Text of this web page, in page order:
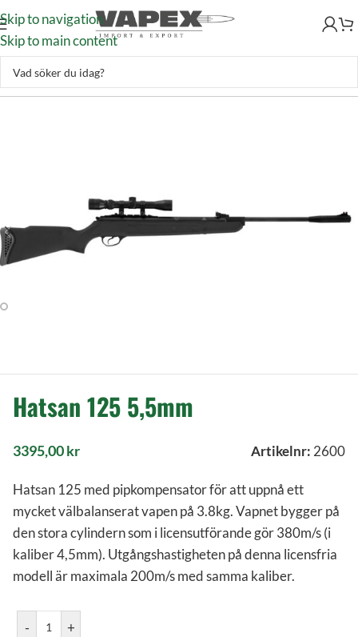
Skip to navigation
Skip to main content
Skytte–Luftvapen–Luftgevär–Gevär fjäder–Hatsan 125 5,5mm
Hatsan 125 5,5mm
3395,00kr Artikelnr: 2600
Hatsan 125 med pipkompensator för att uppnå ett
mycket välbalanserat vapen på 3.8kg. Vapnet bygger på
den stora cylindern som i licensutförande gör 380m/s (i
kaliber 4,5mm). Utgångshastigheten på denna licensfria
modell är maximala 200m/s med samma kaliber.
- +